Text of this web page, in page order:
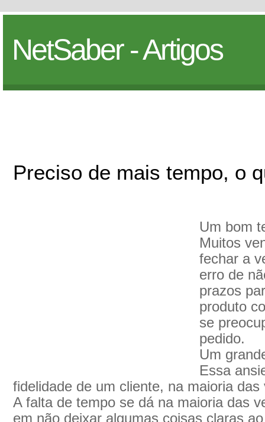
NetSaber - Artigos
Preciso de mais tempo, o
Um bom
Muitos
fechar a
erro de
prazos
produto
se
pedido.
Um
Essa
fidelidade de um cliente, na maioria das
A falta de tempo se dá na maioria das
em não deixar algumas coisas claras